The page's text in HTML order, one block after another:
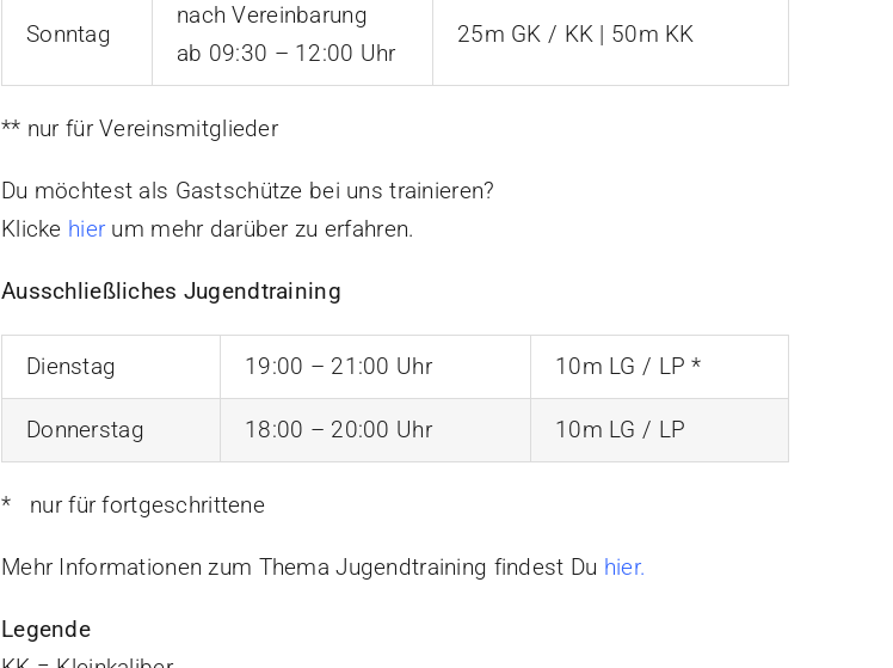
Sonntag
nach Vereinbarung
ab 09:30 – 12:00 Uhr
25m GK / KK | 50m KK
** nur für Vereinsmitglieder
Du möchtest als Gastschütze bei uns trainieren?
Klicke hier um mehr darüber zu erfahren.
Ausschließliches Jugendtraining
Dienstag 19:00 – 21:00 Uhr 10m LG / LP *
Donnerstag 18:00 – 20:00 Uhr 10m LG / LP
* nur für fortgeschrittene
Mehr Informationen zum Thema Jugendtraining findest Du hier.
Legende